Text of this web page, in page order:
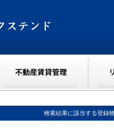
検索結果に該当する登録